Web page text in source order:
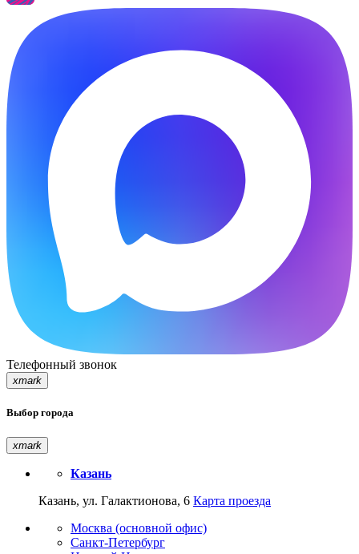
Телефонный звонок
xmark
Выбор города
xmark
Казань
Казань, ул. Галактионова, 6 Карта проезда
Москва (основной офис)
Санкт-Петербург